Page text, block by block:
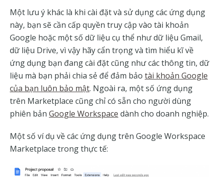
Một lưu ý khác là khi cài đặt và sử dụng các ứng dụng
này, bạn sẽ cần cấp quyền truy cập vào tài khoản
Google hoặc một số dữ liệu cụ thể như dữ liệu Gmail,
dữ liệu Drive, vì vậy hãy cẩn trọng và tìm hiểu kĩ về
ứng dụng bạn đang cài đặt cũng như các thông tin, dữ
liệu mà bạn phải chia sẻ để đảm bảo tài khoản Google
của bạn luôn bảo mật. Ngoài ra, một số ứng dụng
trên Marketplace cũng chỉ có sẵn cho người dùng
phiên bản Google Workspace dành cho doanh nghiệp.
Một số ví dụ về các ứng dụng trên Google Workspace
Marketplace trong thực tế: